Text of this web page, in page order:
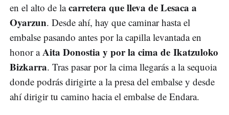
en el alto de lacarretera que lleva de Lesaca a
Oyarzun. Desde ahí, hay que caminar hasta el
embalse pasando antes por la capilla levantada en
honor aAita Donostia y por la cima de Ikatzuloko
Bizkarra. Tras pasar por la cima llegarás a la sequoia
donde podrás dirigirte a la presa del embalse y desde
ahí dirigir tu camino hacia el embalse de Endara.